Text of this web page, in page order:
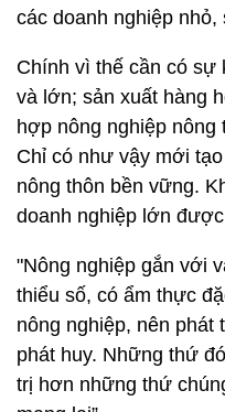
các doanh nghiệp nhỏ,
Chính vì thế cần có sự
và lớn; sản xuất hàng
hợp nông nghiệp nông
Chỉ có như vậy mới
nông thôn bền vững.
doanh nghiệp lớn
"Nông nghiệp gắn với
thiểu số, có ẩm thực
nông nghiệp, nên phát
phát huy. Những thứ
trị hơn những thứ